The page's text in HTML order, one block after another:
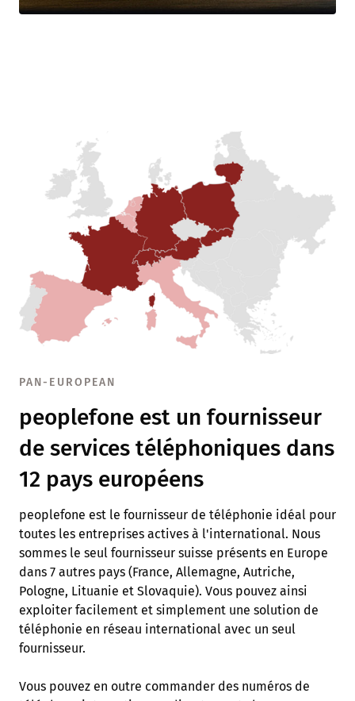
PAN-EUROPEAN
peoplefone est un fournisseur
de services téléphoniques dans
12 pays européens
peoplefone est le fournisseur de téléphonie idéal pour
toutes les entreprises actives à l'international. Nous
sommes le seul fournisseur suisse présents en Europe
dans 7 autres pays (France, Allemagne, Autriche,
Pologne, Lituanie et Slovaquie). Vous pouvez ainsi
exploiter facilement et simplement une solution de
téléphonie en réseau international avec un seul
fournisseur.
Vous pouvez en outre commander des numéros de